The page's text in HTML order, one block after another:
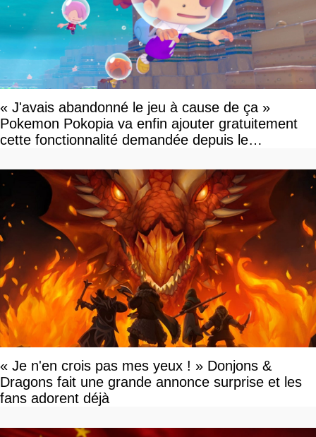
« J'avais abandonné le jeu à cause de ça »
Pokemon Pokopia va enfin ajouter gratuitement
cette fonctionnalité demandée depuis le
« Je n'en crois pas mes yeux ! » Donjons &
Dragons fait une grande annonce surprise et les
fans adorent déjà